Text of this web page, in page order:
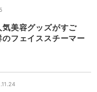
美容グッズがすご
フェイススチーマー